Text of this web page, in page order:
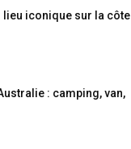
lieu iconique sur la côte
: camping, van,